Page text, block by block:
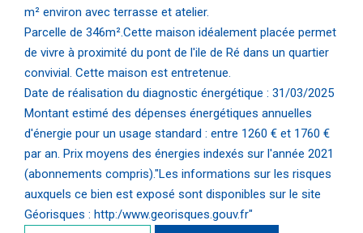
m² environ avec terrasse et atelier.
Parcelle de 346m².Cette maison idéalement placée permet
de vivre à proximité du pont de l'ile de Ré dans un quartier
convivial. Cette maison est entretenue.
Date de réalisation du diagnostic énergétique : 31/03/2025
Montant estimé des dépenses énergétiques annuelles
d'énergie pour un usage standard : entre 1260 € et 1760 €
par an. Prix moyens des énergies indexés sur l'année 2021
(abonnements compris)."Les informations sur les risques
auxquels ce bien est exposé sont disponibles sur le site
Géorisques : http:/www.georisques.gouv.fr"